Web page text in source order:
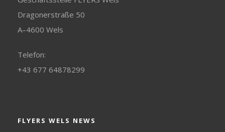
Dragonerstraße 50
A–4600 Wels
Telefon:
+43 677 64878299
FLYERS WELS NEWS